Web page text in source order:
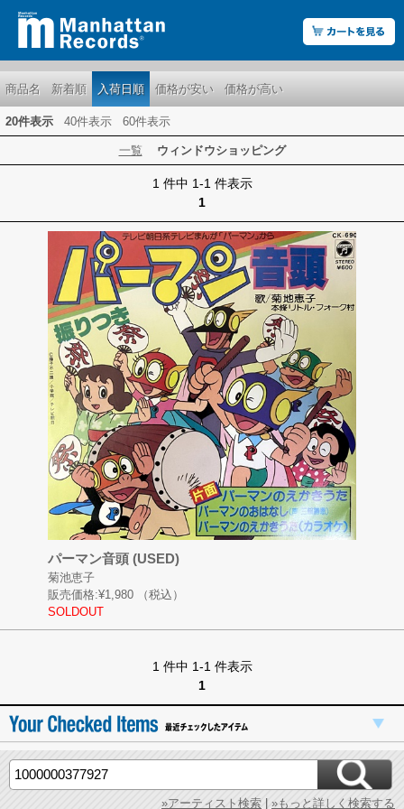
商品名 新着順 入荷日順 価格が安い 価格が高い
20件表示 40件表示 60件表示
一覧 ウィンドウショッピング
1 件中 1-1 件表示
1
パーマン音頭 (USED)
菊池恵子
販売価格:¥1,980
（税込）
SOLDOUT
1 件中 1-1 件表示
1
»アーティスト検索 | »もっと詳しく検索する